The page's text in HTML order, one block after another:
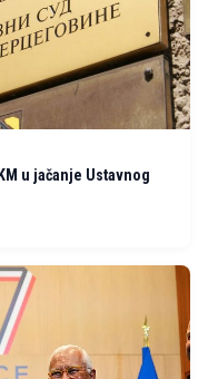
u jačanje Ustavnog